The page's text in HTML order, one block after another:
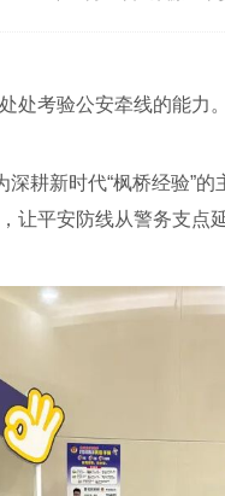
处考验公安牵线的能力。
耕新时代“枫桥经验”
让平安防线从警务支点